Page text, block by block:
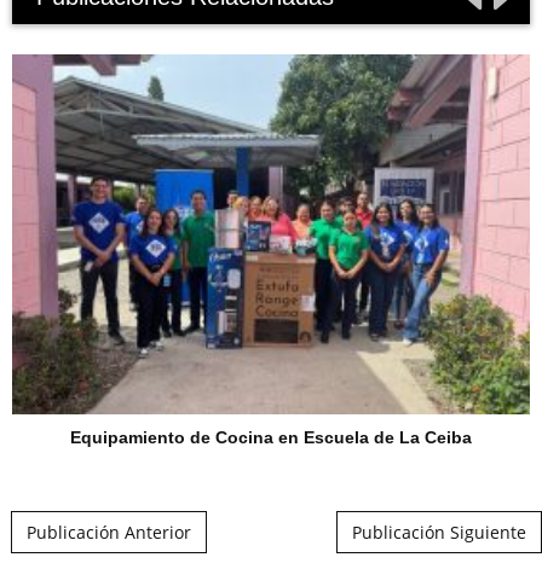
Equipamiento de Cocina en Escuela de La Ceiba
Publicación Anterior Publicación Siguiente